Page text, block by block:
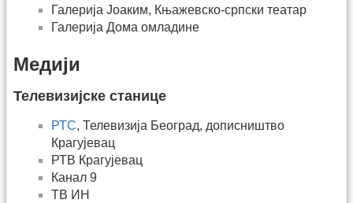
Галерија Јоаким, Књажевско-српски театар
Галерија Дома омладине
Медији
Телевизијске станице
РТС, Телевизија Београд, дописништво
Крагујевац
РТВ Крагујевац
Канал 9
ТВ ИН